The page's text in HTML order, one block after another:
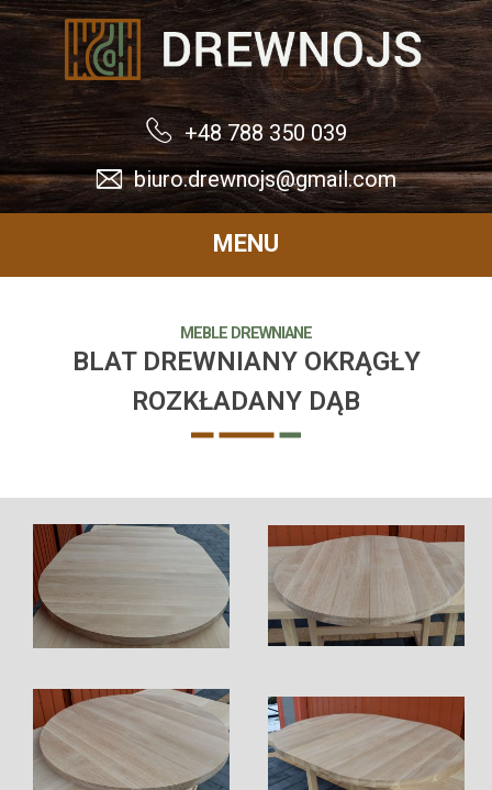
Drewnojs
+48 788 350 039
biuro.drewnojs@gmail.com
MENU
MEBLE DREWNIANE
BLAT DREWNIANY OKRĄGŁY
ROZKŁADANY DĄB